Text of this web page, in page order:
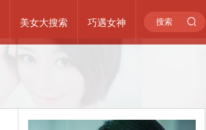
美女大搜索 巧遇女神